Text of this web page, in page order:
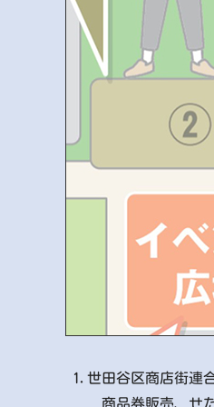
1.世田谷区商店街連
商品券販売、せ